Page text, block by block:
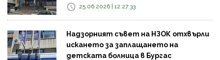
25.06.2026 | 12:27:33
Надзорният съвет на НЗОК отхвърли
искането за заплащането на
детската болница в Бургас